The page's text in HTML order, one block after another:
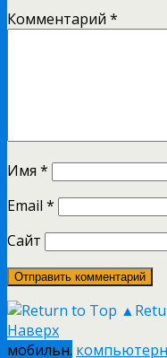
Комментарий *
Имя *
Email *
Сайт
Наверх
мобильн.